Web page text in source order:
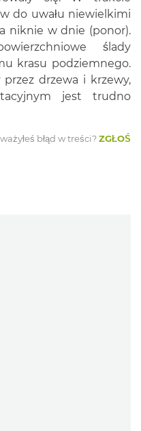
do uwału niewielkimi
niknie w dnie (ponor).
ślady
krasu podziemnego.
drzewa i krzewy,
jest trudno
błąd w treści?ZGŁOŚ